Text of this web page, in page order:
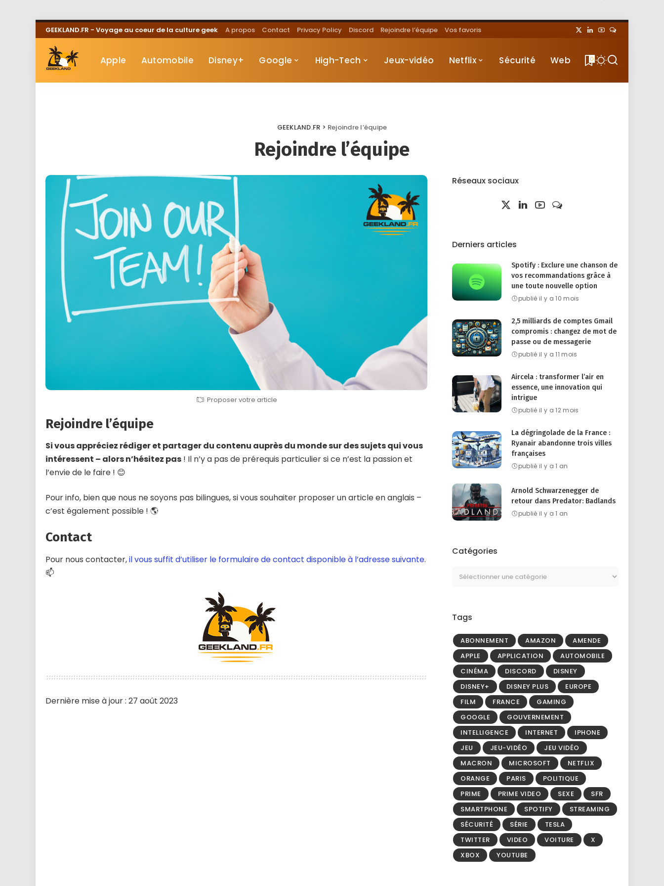
GEEKLAND.FR - Voyage au coeur de la culture geek A propos Contact Privacy Policy Discord Rejoindre l’équipe Vos favoris
Apple Automobile Disney+ Google High-Tech Jeux-vidéo Netflix Sécurité Web 0
GEEKLAND.FR > Rejoindre l’équipe
Rejoindre l’équipe
Proposer votre article
Rejoindre l’équipe
Si vous appréciez rédiger et partager du contenu auprès du monde sur des sujets qui vous
intéressent – alors n’hésitez pas ! Il n’y a pas de prérequis particulier si ce n’est la passion et
l’envie de le faire ! 😊
Pour info, bien que nous ne soyons pas bilingues, si vous souhaiter proposer un article en anglais –
c’est également possible ! 🌎
Contact
Pour nous contacter,il vous suffit d’utiliser le formulaire de contact disponible à l’adresse suivante.
📫
Dernière mise à jour : 27 août 2023
Réseaux sociaux
Derniers articles
Spotify : Exclure une chanson de
vos recommandations grâce à
une toute nouvelle option
publié il y a 10 mois
2,5 milliards de comptes Gmail
compromis : changez de mot de
passe ou de messagerie
publié il y a 11 mois
Aircela : transformer l’air en
essence, une innovation qui
intrigue
publié il y a 12 mois
La dégringolade de la France :
Ryanair abandonne trois villes
françaises
publié il y a 1 an
Arnold Schwarzenegger de
retour dans Predator: Badlands
publié il y a 1 an
Catégories
Tags
ABONNEMENT AMAZON
AMENDE
APPLE
APPLICATION
AUTOMOBILE
CINÉMA
DISCORD
DISNEY
DISNEY+
DISNEY PLUS
EUROPE
FILM
FRANCE
GAMING
GOOGLE
GOUVERNEMENT
INTELLIGENCE
INTERNET
IPHONE
JEU
JEU-VIDÉO
JEU VIDÉO
MACRON
MICROSOFT
NETFLIX
ORANGE
PARIS
POLITIQUE
PRIME
PRIME VIDEO SEXE
SFR
SMARTPHONE
SPOTIFY
STREAMING
SÉCURITÉ
SÉRIE
TESLA
TWITTER
VIDEO VOITURE
X
XBOX
YOUTUBE